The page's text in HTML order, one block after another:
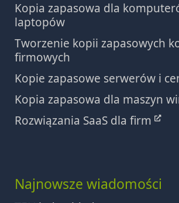
Kopia zapasowa dla
laptopów
Tworzenie kopii zapasowych
firmowych
Kopie zapasowe serwerów i
Kopia zapasowa dla maszyn
Rozwiązania SaaS dla firm
Najnowsze wiadomości